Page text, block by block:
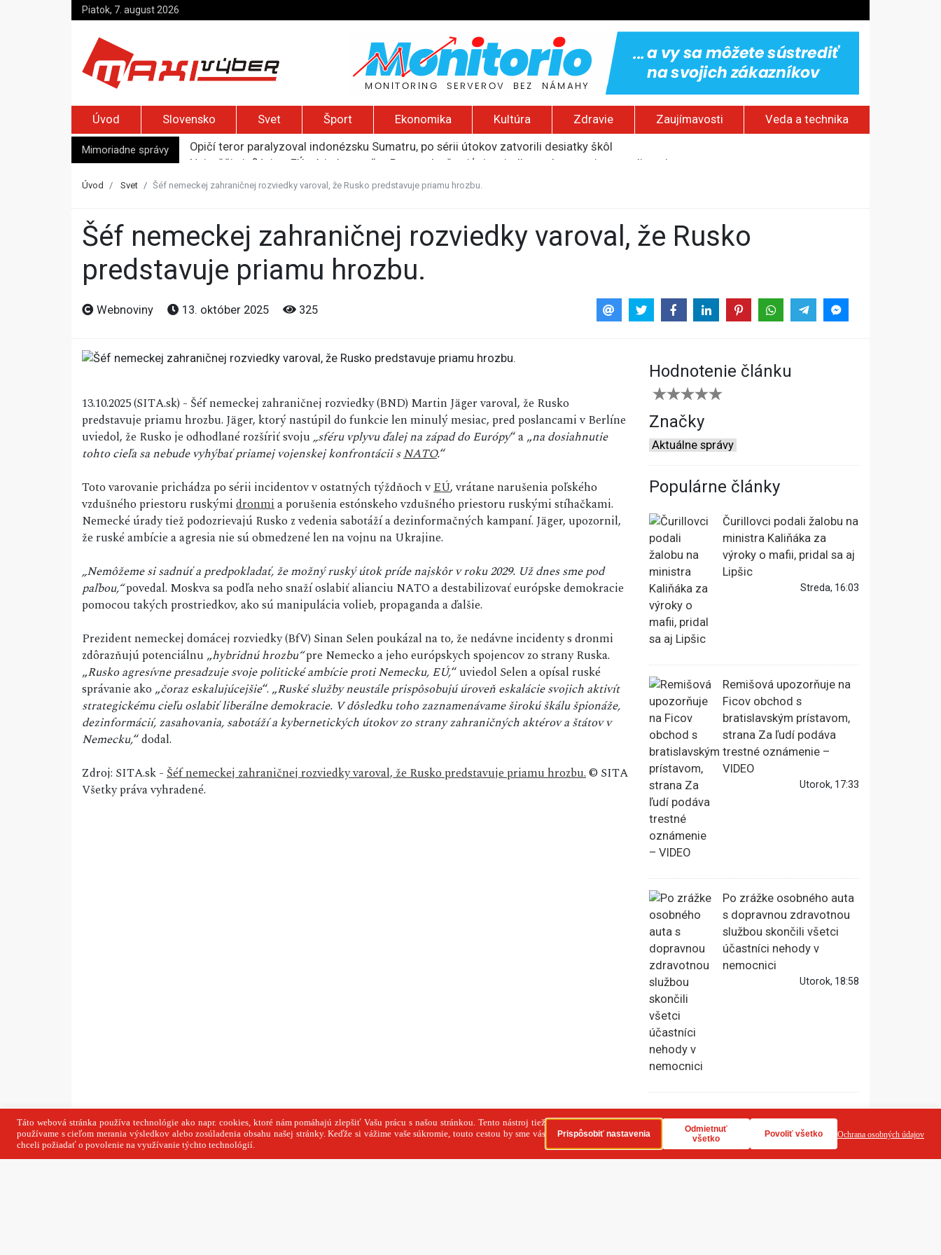
Piatok, 7. august 2026
Úvod Slovensko Svet Šport Ekonomika Kultúra Zdravie Zaujímavosti Veda a technika
Mimoriadne správy
Opičí teror paralyzoval indonézsku Sumatru, po sérii útokov zatvorili desiatky škôl
Najvyššia inflácia v EÚ núti obyvateľov Rumunska šetriť aj na jedle a zdravotnej starostlivosti
Meta musí v USA zaplatiť vyše pol miliardy dolárov za ohrozovanie detí na sociálnych sieťach
Úvod Svet Šéf nemeckej zahraničnej rozviedky varoval, že Rusko predstavuje priamu hrozbu.
Šéf nemeckej zahraničnej rozviedky varoval, že Rusko
predstavuje priamu hrozbu.
Webnoviny 13. október 2025 325
13.10.2025 (SITA.sk) - Šéf nemeckej zahraničnej rozviedky (BND) Martin Jäger varoval, že Rusko
predstavuje priamu hrozbu. Jäger, ktorý nastúpil do funkcie len minulý mesiac, pred poslancami v Berlíne
uviedol, že Rusko je odhodlané rozšíriť svoju„sféru vplyvu ďalej na západ do Európy“ a „na dosiahnutie
tohto cieľa sa nebude vyhýbať priamej vojenskej konfrontácii sNATO.“
Toto varovanie prichádza po sérii incidentov v ostatných týždňoch vEÚ, vrátane narušenia poľského
vzdušného priestoru ruskýmidronmia porušenia estónskeho vzdušného priestoru ruskými stíhačkami.
Nemecké úrady tiež podozrievajú Rusko z vedenia sabotáží a dezinformačných kampaní. Jäger, upozornil,
že ruské ambície a agresia nie sú obmedzené len na vojnu na Ukrajine.
„Nemôžeme si sadnúť a predpokladať, že možný ruský útok príde najskôr v roku 2029. Už dnes sme pod
paľbou,“povedal. Moskva sa podľa neho snaží oslabiť alianciu NATO a destabilizovať európske demokracie
pomocou takých prostriedkov, ako sú manipulácia volieb, propaganda a ďalšie.
Prezident nemeckej domácej rozviedky (BfV) Sinan Selen poukázal na to, že nedávne incidenty s dronmi
zdôrazňujú potenciálnu „hybridnú hrozbu“pre Nemecko a jeho európskych spojencov zo strany Ruska.
„Rusko agresívne presadzuje svoje politické ambície proti Nemecku, EÚ,“ uviedol Selen a opísal ruské
správanie ako „čoraz eskalujúcejšie“. „Ruské služby neustále prispôsobujú úroveň eskalácie svojich aktivít
strategickému cieľu oslabiť liberálne demokracie. V dôsledku toho zaznamenávame širokú škálu špionáže,
dezinformácií, zasahovania, sabotáží a kybernetických útokov zo strany zahraničných aktérov a štátov v
Nemecku,“ dodal.
Zdroj: SITA.sk -Šéf nemeckej zahraničnej rozviedky varoval, že Rusko predstavuje priamu hrozbu.© SITA
Všetky práva vyhradené.
Hodnotenie článku
Značky
Aktuálne správy
Populárne články
Čurillovci podali žalobu na
ministra Kaliňáka za
výroky o mafii, pridal sa aj
Lipšic
Streda, 16:03
Remišová upozorňuje na
Ficov obchod s
bratislavským prístavom,
strana Za ľudí podáva
trestné oznámenie –
VIDEO
Utorok, 17:33
Po zrážke osobného auta
s dopravnou zdravotnou
službou skončili všetci
účastníci nehody v
nemocnici
Utorok, 18:58